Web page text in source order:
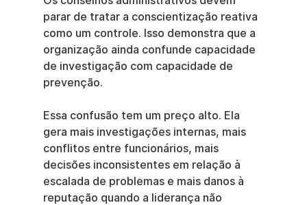
parar de tratar a conscientização reativa
como um controle. Isso demonstra que a
organização ainda confunde capacidade
de investigação com capacidade de
prevenção.
Essa confusão tem um preço alto. Ela
gera mais investigações internas, mais
conflitos entre funcionários, mais
decisões inconsistentes em relação à
escalada de problemas e mais danos à
reputação quando a liderança não